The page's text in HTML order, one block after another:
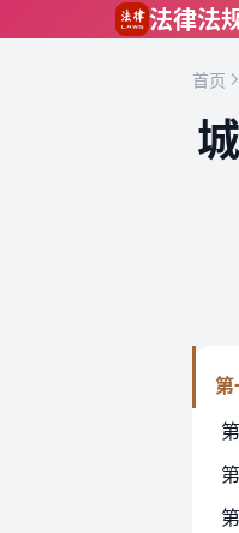
法律法
首页
第